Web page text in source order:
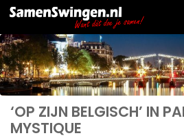
Doorgaan naar inhoud
‘OP ZIJN BELGISCH’ IN
MYSTIQUE